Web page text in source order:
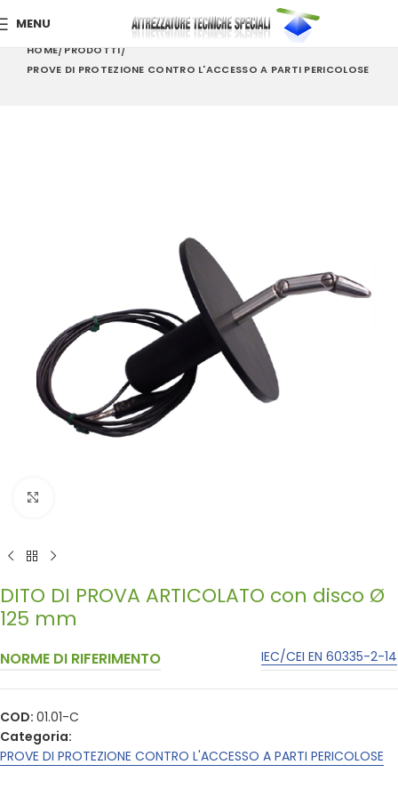
MENU
HOME PRODOTTI
PROVE DI PROTEZIONE CONTRO L'ACCESSO A PARTI PERICOLOSE
DITO DI PROVA ARTICOLATO con disco Ø
125 mm
NORME DI RIFERIMENTO IEC/CEI EN 60335-2-14
COD: 01.01-C
Categoria:
PROVE DI PROTEZIONE CONTRO L'ACCESSO A PARTI PERICOLOSE